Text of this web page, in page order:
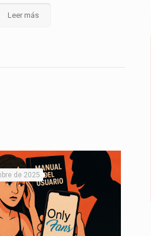
Leer más
de 2025